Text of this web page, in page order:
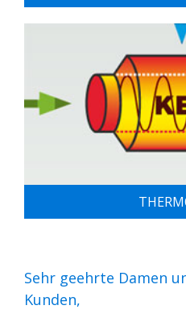
Sehr geehrte Damen
Kunden,